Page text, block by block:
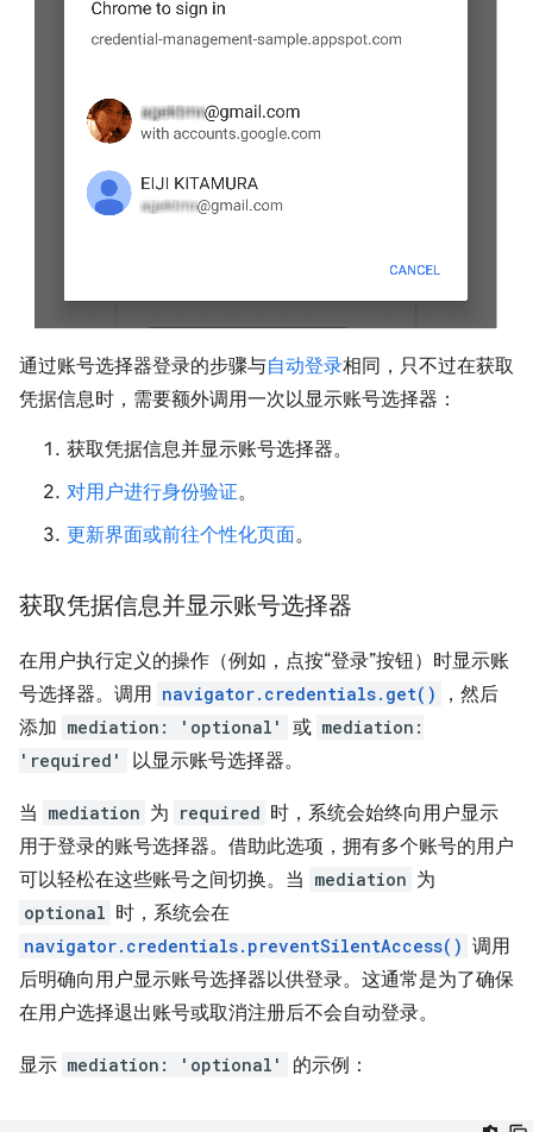
通过账号选择器登录的步骤与自动登录相同，只不过在获取
凭据信息时，需要额外调用一次以显示账号选择器：
获取凭据信息并显示账号选择器。
对用户进行身份验证。
更新界面或前往个性化页面。
获取凭据信息并显示账号选择器
在用户执行定义的操作（例如，点按“登录”按钮）时显示账
号选择器。调用 navigator.credentials.get()
，然后
添加 mediation: 'optional' 或 mediation:
'required'
以显示账号选择器。
当 mediation 为 required 时，系统会始终向用户显示
用于登录的账号选择器。借助此选项，拥有多个账号的用户
可以轻松在这些账号之间切换。当 mediation 为
optional 时，系统会在
navigator.credentials.preventSilentAccess() 调用
后明确向用户显示账号选择器以供登录。这通常是为了确保
在用户选择退出账号或取消注册后不会自动登录。
显示 mediation: 'optional' 的示例：